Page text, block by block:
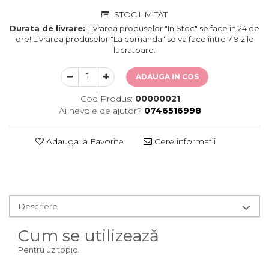
STOC LIMITAT
Durata de livrare: Livrarea produselor "In Stoc" se face in 24 de
ore! Livrarea produselor "La comanda" se va face intre 7-9 zile
lucratoare.
ADAUGA IN COS
Cod Produs: 00000021
Ai nevoie de ajutor? 0746516998
Adauga la Favorite Cere informatii
Descriere
Cum se utilizează
Pentru uz topic.